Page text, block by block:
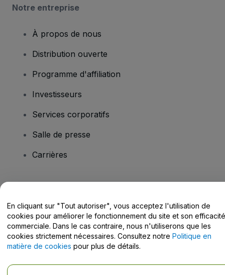
Notre entreprise
À propos de nous
Distribution ouverte
Programme d'affiliation
Investisseurs
Services corporatifs
Salle de presse
Carrières
Centre d'assistance / Nous contacter
En cliquant sur "Tout autoriser", vous acceptez l'utilisation de
cookies pour améliorer le fonctionnement du site et son efficacité
commerciale. Dans le cas contraire, nous n'utiliserons que les
cookies strictement nécessaires. Consultez notre Politique en
matière de cookies pour plus de détails.